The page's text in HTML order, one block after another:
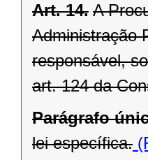
Art. 14. A
Administração
responsável,
art. 124 da
Parágrafo
lei específica.